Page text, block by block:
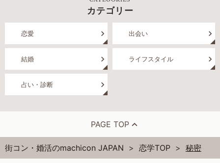
カテゴリー
恋愛 出会い
結婚 ライフスタイル
占い・診断
PAGE TOP
街コン・婚活のmachicon JAPAN 恋学TOP 秘密